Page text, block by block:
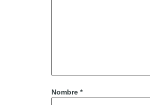
Nombre *